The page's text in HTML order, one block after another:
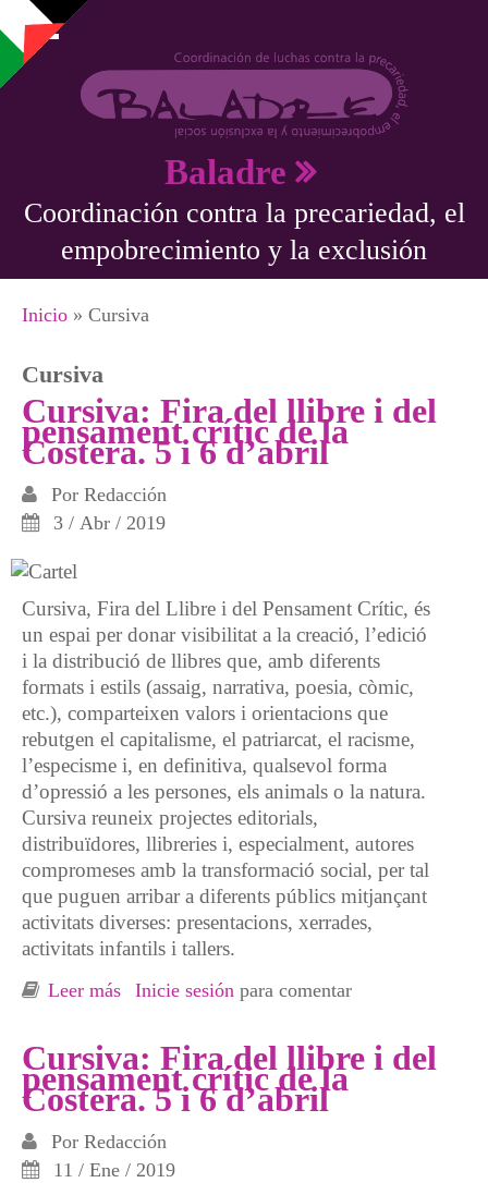
Pasar al contenido principal
Baladre
Coordinación contra la precariedad, el
empobrecimiento y la exclusión
Se encuentra usted aquí
Inicio » Cursiva
Cursiva
Cursiva: Fira del llibre i del
pensament crític de la
Costera. 5 i 6 d’abril
Por Redacción
3 / Abr / 2019
Cursiva, Fira del Llibre i del Pensament Crític, és
un espai per donar visibilitat a la creació, l’edició
i la distribució de llibres que, amb diferents
formats i estils (assaig, narrativa, poesia, còmic,
etc.), comparteixen valors i orientacions que
rebutgen el capitalisme, el patriarcat, el racisme,
l’especisme i, en definitiva, qualsevol forma
d’opressió a les persones, els animals o la natura.
Cursiva reuneix projectes editorials,
distribuïdores, llibreries i, especialment, autores
compromeses amb la transformació social, per tal
que puguen arribar a diferents públics mitjançant
activitats diverses: presentacions, xerrades,
activitats infantils i tallers.
Leer más sobre Cursiva: Fira del llibre i del pensament
Inicie sesión para comentar
Cursiva: Fira del llibre i del
pensament crític de la
Costera. 5 i 6 d’abril
Por Redacción
11 / Ene / 2019